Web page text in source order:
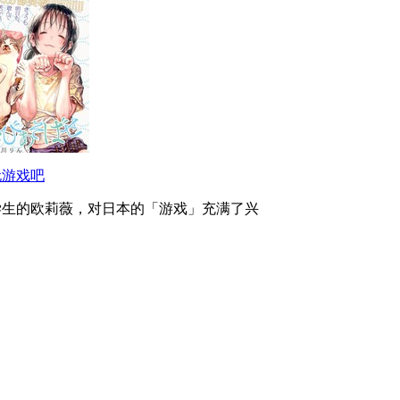
戏吧
的欧莉薇，对日本的「游戏」充满了兴